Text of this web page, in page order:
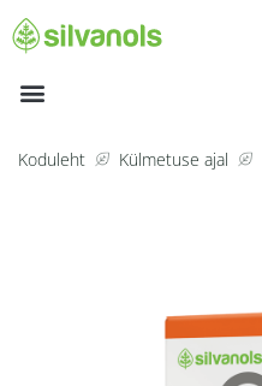
Koduleht Külmetuse ajal